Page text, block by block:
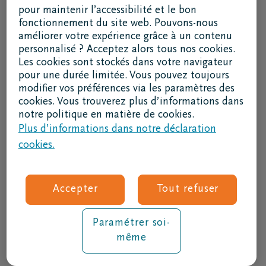
Obsèques
En cas de décès
Régler des obsèques
Inspiration
Nos implantations funéraires
Nos entrepreneurs de pompes funèbres
Signaler un décès
078 05 05 78
pour maintenir l’accessibilité et le bon
fonctionnement du site web. Pouvons-nous
améliorer votre expérience grâce à un contenu
personnalisé ? Acceptez alors tous nos cookies.
Les cookies sont stockés dans votre navigateur
pour une durée limitée. Vous pouvez toujours
modifier vos préférences via les paramètres des
cookies. Vous trouverez plus d’informations dans
notre politique en matière de cookies.
Plus d’informations dans notre déclaration
cookies.
Accepter Tout refuser
Paramétrer soi-
même